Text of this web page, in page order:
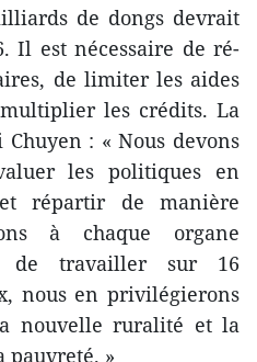
de dongs devrait
Il est nécessaire de ré-
de limiter les aides
les crédits. La
: « Nous devons
les politiques en
répartir de manière
à chaque organe
de travailler sur 16
nous en privilégierons
nouvelle ruralité et la
pauvreté. »